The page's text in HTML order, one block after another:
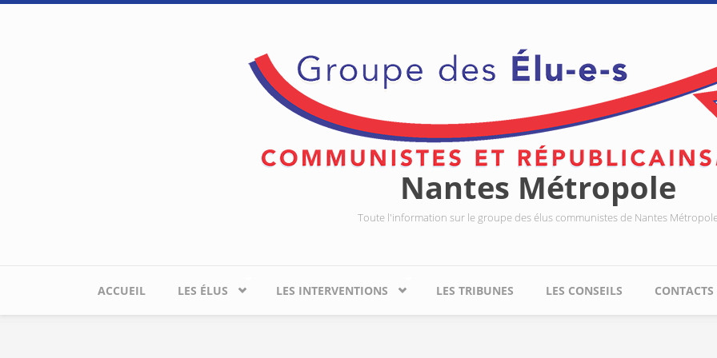
Aller au contenu principal
Nantes Métropole
Toute l'information sur le groupe des élus communistes de Nantes
ACCUEIL LES ÉLUS LES INTERVENTIONS LES TRIBUNES LES CONSEILS CONTACTS